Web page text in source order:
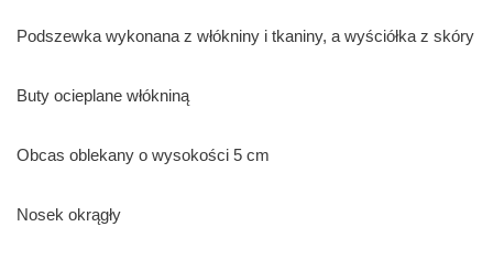
Podszewka wykonana z włókniny i tkaniny, a wyściółka z skóry
Buty ocieplane włókniną
Obcas oblekany o wysokości 5 cm
Nosek okrągły